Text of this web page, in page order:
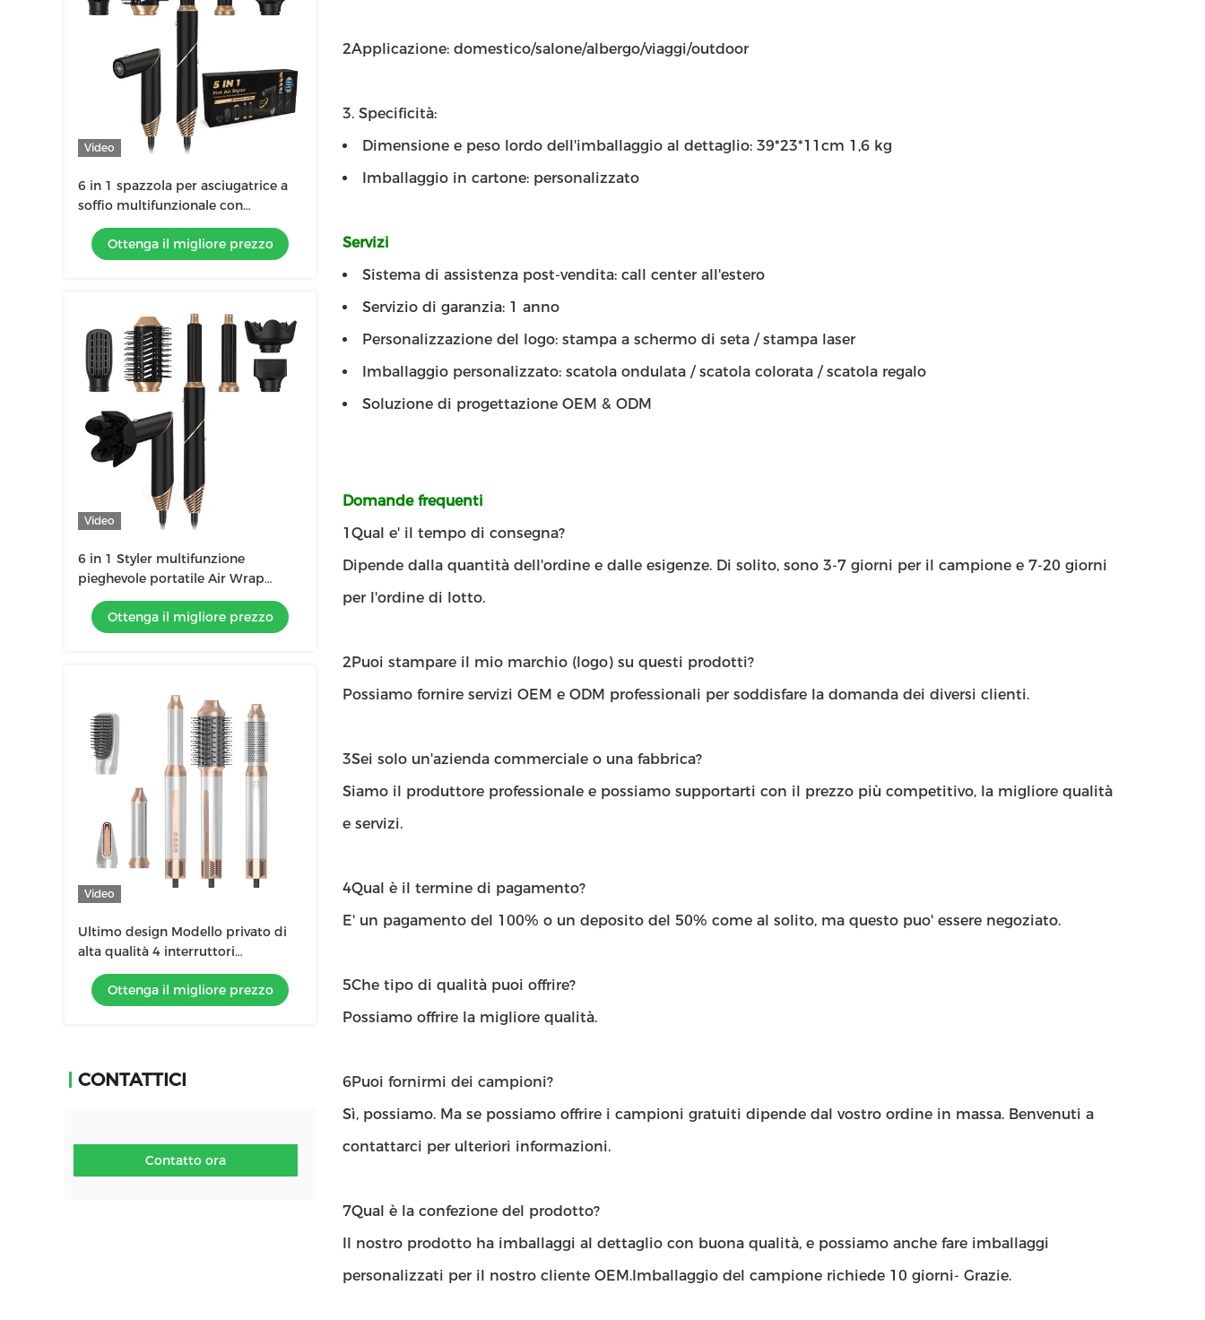
Video
6 in 1 spazzola per asciugatrice a
soffio multifunzionale con
diffusore e custodia in pelle
Ottenga il migliore prezzo
Video
6 in 1 Styler multifunzione
pieghevole portatile Air Wrap
Curling Nuovo design Travel Hot Air
Brush Comb
Ottenga il migliore prezzo
Video
Ultimo design Modello privato di
alta qualità 4 interruttori
asciugacapelli multifunzione
Ottenga il migliore prezzo
CONTATTICI
Contatto ora
2Applicazione: domestico/salone/albergo/viaggi/outdoor
3. Specificità:
Dimensione e peso lordo dell'imballaggio al dettaglio: 39*23*11cm 1,6 kg
Imballaggio in cartone: personalizzato
Servizi
Sistema di assistenza post-vendita: call center all'estero
Servizio di garanzia: 1 anno
Personalizzazione del logo: stampa a schermo di seta / stampa laser
Imballaggio personalizzato: scatola ondulata / scatola colorata / scatola regalo
Soluzione di progettazione OEM & ODM
Domande frequenti
1Qual e' il tempo di consegna?
Dipende dalla quantità dell'ordine e dalle esigenze. Di solito, sono 3-7 giorni per il campione e 7-20 giorni
per l'ordine di lotto.
2Puoi stampare il mio marchio (logo) su questi prodotti?
Possiamo fornire servizi OEM e ODM professionali per soddisfare la domanda dei diversi clienti.
3Sei solo un'azienda commerciale o una fabbrica?
Siamo il produttore professionale e possiamo supportarti con il prezzo più competitivo, la migliore qualità
e servizi.
4Qual è il termine di pagamento?
E' un pagamento del 100% o un deposito del 50% come al solito, ma questo puo' essere negoziato.
5Che tipo di qualità puoi offrire?
Possiamo offrire la migliore qualità.
6Puoi fornirmi dei campioni?
Sì, possiamo. Ma se possiamo offrire i campioni gratuiti dipende dal vostro ordine in massa. Benvenuti a
contattarci per ulteriori informazioni.
7Qual è la confezione del prodotto?
Il nostro prodotto ha imballaggi al dettaglio con buona qualità, e possiamo anche fare imballaggi
personalizzati per il nostro cliente OEM.Imballaggio del campione richiede 10 giorni- Grazie.